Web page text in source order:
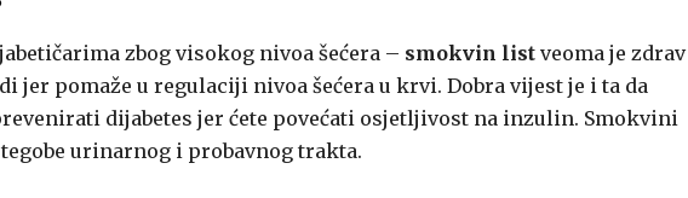
zbog visokog nivoa šećera – smokvin list veoma je zdrav
jer pomaže u regulaciji nivoa šećera u krvi. Dobra vijest je i ta da
dijabetes jer ćete povećati osjetljivost na inzulin. Smokvini
urinarnog i probavnog trakta.